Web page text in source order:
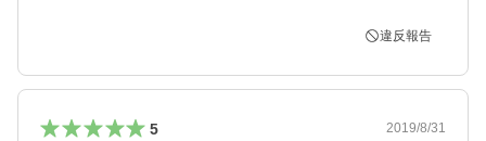
違反報告
5
2019/8/31